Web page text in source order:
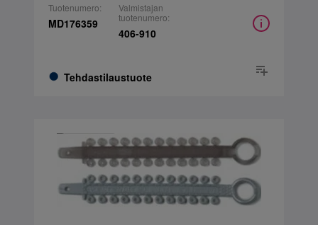
Tuotenumero:
MD176359
Tehdastilaustuote
Valmistajan
tuotenumero:
406-910